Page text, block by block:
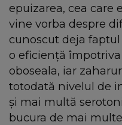
epuizarea, cea care
vine vorba despre
cunoscut deja
o eficiență
oboseala, iar
totodată nivelul de
și mai multă
bucura de mai